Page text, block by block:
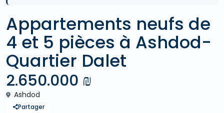
Appartements neufs de
4 et 5 pièces à Ashdod-
Quartier Dalet
2.650.000 ₪
Ashdod
Partager